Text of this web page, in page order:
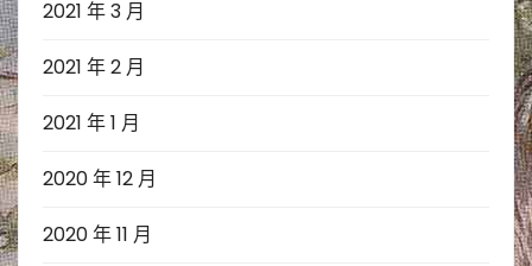
2021 年 3 月
2021 年 2 月
2021 年 1 月
2020 年 12 月
2020 年 11 月